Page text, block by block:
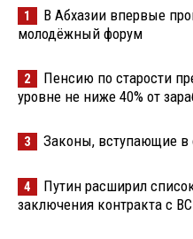
1
В Абхазии впервые
молодёжный форум
2
Пенсию по старости
уровне не ниже 40% от
3 Законы, вступающие в
4
Путин расширил
заключения контракта с